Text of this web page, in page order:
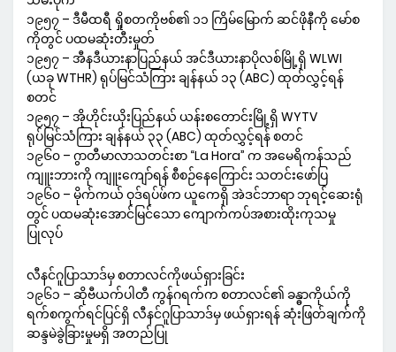
၁၉၅၇ – ဒီမီထရီ ရှိုစတကိုဗစ်၏ ၁၁ ကြိမ်မြောက် ဆင်ဖိုနီကို မော်စ
ကိုတွင် ပထမဆုံးတီးမှုတ်
၁၉၅၇ – အီနဒီယားနာပြည်နယ် အင်ဒီယားနာပိုလစ်မြို့ရှိ WLWI
(ယခု WTHR) ရုပ်မြင်သံကြား ချန်နယ် ၁၃ (ABC) ထုတ်လွှင့်ရန်
စတင်
၁၉၅၇ – အိုဟိုင်းယိုးပြည်နယ် ယန်းစတောင်းမြို့ရှိ WYTV
ရုပ်မြင်သံကြား ချန်နယ် ၃၃ (ABC) ထုတ်လွှင့်ရန် စတင်
၁၉၆၀ – ဂွာတီမာလာသတင်းစာ “La Hora” က အမေရိကန်သည်
ကျူးဘားကို ကျူးကျော်ရန် စီစဉ်နေကြောင်း သတင်းဖော်ပြ
၁၉၆၀ – မိုက်ကယ် ဝုဒ်ရပ်ဖ်က ယူကေရှိ အဲဒင်ဘာရာ ဘုရင့်ဆေးရုံ
တွင် ပထမဆုံးအောင်မြင်သော ကျောက်ကပ်အစားထိုးကုသမှု
ပြုလုပ်
လီနင်ဂူပြာသာဒ်မှ စတာလင်ကိုဖယ်ရှားခြင်း
၁၉၆၁ – ဆိုဗီယက်ပါတီ ကွန်ဂရက်က စတာလင်၏ ခန္ဓာကိုယ်ကို
ရက်စကွက်ရင်ပြင်ရှိ လီနင်ဂူပြာသာဒ်မှ ဖယ်ရှားရန် ဆုံးဖြတ်ချက်ကို
ဆန္ဒမဲခွဲခြားမှုမရှိ အတည်ပြု